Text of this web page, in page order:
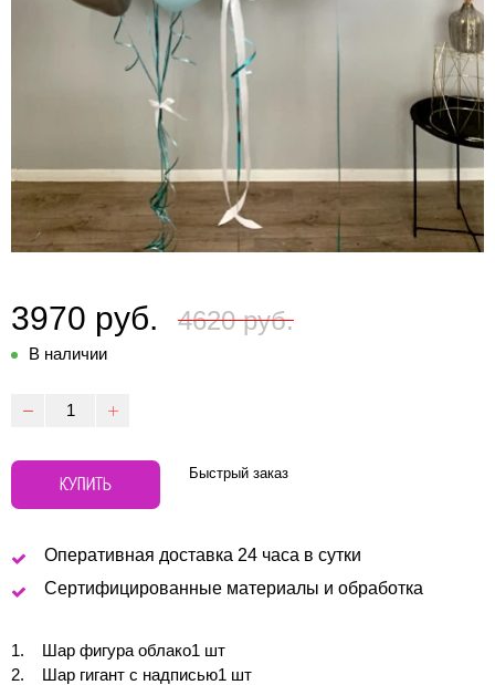
3970 руб. 4620 руб.
В наличии
КУПИТЬ Быстрый заказ
Оперативная доставка 24 часа в сутки
Сертифицированные материалы и обработка
Шар фигура облако1 шт
Шар гигант с надписью1 шт